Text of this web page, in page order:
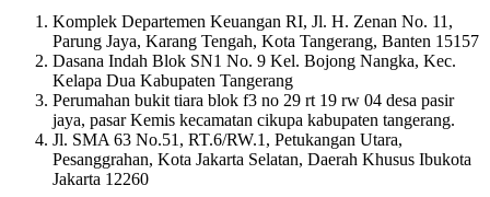
Komplek Departemen Keuangan RI, Jl. H. Zenan No. 11,
Parung Jaya, Karang Tengah, Kota Tangerang, Banten 15157
Dasana Indah Blok SN1 No. 9 Kel. Bojong Nangka, Kec.
Kelapa Dua Kabupaten Tangerang
Perumahan bukit tiara blok f3 no 29 rt 19 rw 04 desa pasir
jaya, pasar Kemis kecamatan cikupa kabupaten tangerang.
Jl. SMA 63 No.51, RT.6/RW.1, Petukangan Utara,
Pesanggrahan, Kota Jakarta Selatan, Daerah Khusus Ibukota
Jakarta 12260